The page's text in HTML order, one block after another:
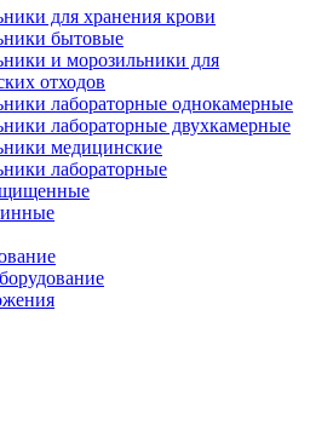
для хранения крови
бытовые
и морозильники для
отходов
лабораторные однокамерные
лабораторные двухкамерные
медицинские
лабораторные